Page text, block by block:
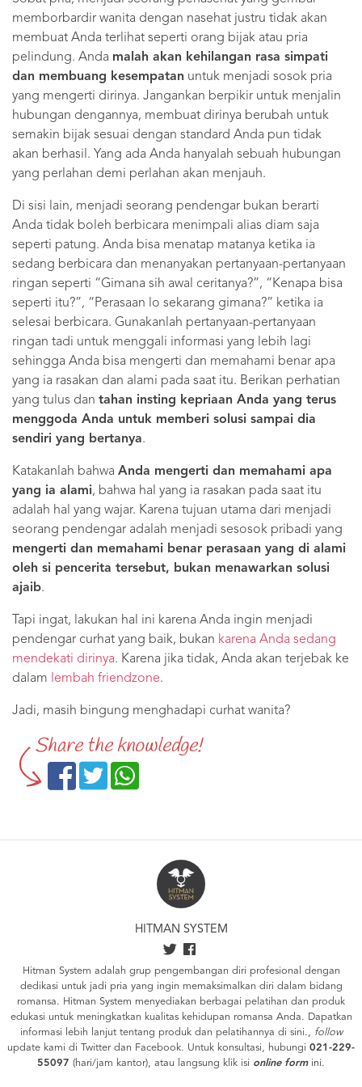
memborbardir wanita dengan nasehat justru tidak akan
membuat Anda terlihat seperti orang bijak atau pria
pelindung. Anda malah akan kehilangan rasa simpati
dan membuang kesempatan untuk menjadi sosok pria
yang mengerti dirinya. Jangankan berpikir untuk menjalin
hubungan dengannya, membuat dirinya berubah untuk
semakin bijak sesuai dengan standard Anda pun tidak
akan berhasil. Yang ada Anda hanyalah sebuah hubungan
yang perlahan demi perlahan akan menjauh.
Di sisi lain, menjadi seorang pendengar bukan berarti
Anda tidak boleh berbicara menimpali alias diam saja
seperti patung. Anda bisa menatap matanya ketika ia
sedang berbicara dan menanyakan pertanyaan-pertanyaan
ringan seperti “Gimana sih awal ceritanya?”, “Kenapa bisa
seperti itu?”, “Perasaan lo sekarang gimana?” ketika ia
selesai berbicara. Gunakanlah pertanyaan-pertanyaan
ringan tadi untuk menggali informasi yang lebih lagi
sehingga Anda bisa mengerti dan memahami benar apa
yang ia rasakan dan alami pada saat itu. Berikan perhatian
yang tulus dan tahan insting kepriaan Anda yang terus
menggoda Anda untuk memberi solusi sampai dia
sendiri yang bertanya.
Katakanlah bahwa Anda mengerti dan memahami apa
yang ia alami, bahwa hal yang ia rasakan pada saat itu
adalah hal yang wajar. Karena tujuan utama dari menjadi
seorang pendengar adalah menjadi sesosok pribadi yang
mengerti dan memahami benar perasaan yang di alami
oleh si pencerita tersebut, bukan menawarkan solusi
ajaib.
Tapi ingat, lakukan hal ini karena Anda ingin menjadi
pendengar curhat yang baik, bukan karena Anda sedang
mendekati dirinya. Karena jika tidak, Anda akan terjebak ke
dalam lembah friendzone.
Jadi, masih bingung menghadapi curhat wanita?
Share the knowledge!
HITMAN SYSTEM
Hitman System adalah grup pengembangan diri profesional dengan
dedikasi untuk jadi pria yang ingin memaksimalkan diri dalam bidang
romansa. Hitman System menyediakan berbagai pelatihan dan produk
edukasi untuk meningkatkan kualitas kehidupan romansa Anda. Dapatkan
informasi lebih lanjut tentang produk dan pelatihannya di sini., follow
update kami di
Twitterdan Facebook. Untuk konsultasi, hubungi 021-229-
55097 (hari/jam kantor), atau langsung klik isi online formini.